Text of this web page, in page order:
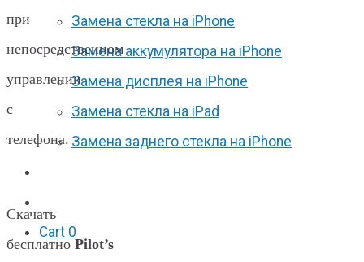
Замена стекла на iPhone
Замена аккумулятора на iPhone
Замена дисплея на iPhone
Замена стекла на iPad
Замена заднего стекла на iPhone
Cart 0
при
непосредственном
управлении
с
телефона.
Скачать
бесплатноPilot’s